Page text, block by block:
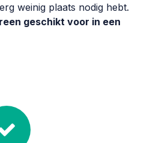
weinig plaats nodig hebt.
geschikt voor in een